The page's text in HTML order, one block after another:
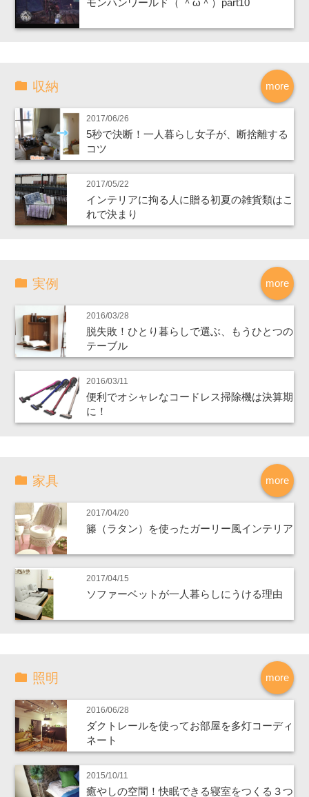
more
収納
2017/06/26
5秒で決断！一人暮らし女子が、断捨離する
コツ
2017/05/22
インテリアに拘る人に贈る初夏の雑貨類はこ
れで決まり
more
実例
2016/03/28
脱失敗！ひとり暮らしで選ぶ、もうひとつの
テーブル
2016/03/11
便利でオシャレなコードレス掃除機は決算期
に！
more
家具
2017/04/20
籐（ラタン）を使ったガーリー風インテリア
2017/04/15
ソファーベットが一人暮らしにうける理由
more
照明
2016/06/28
ダクトレールを使ってお部屋を多灯コーディ
ネート
2015/10/11
癒やしの空間！快眠できる寝室をつくる３つ